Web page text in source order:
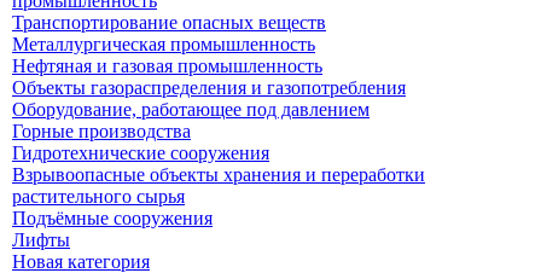
Транспортирование опасных веществ
Металлургическая промышленность
Нефтяная и газовая промышленность
Объекты газораспределения и газопотребления
Оборудование, работающее под давлением
Горные производства
Гидротехнические сооружения
Взрывоопасные объекты хранения и переработки
растительного сырья
Подъёмные сооружения
Лифты
Новая категория